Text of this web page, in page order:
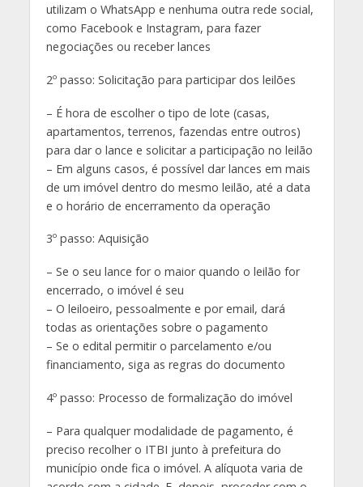
utilizam o WhatsApp e nenhuma outra rede social,
como Facebook e Instagram, para fazer
negociações ou receber lances
2º passo: Solicitação para participar dos leilões
– É hora de escolher o tipo de lote (casas,
apartamentos, terrenos, fazendas entre outros)
para dar o lance e solicitar a participação no leilão
– Em alguns casos, é possível dar lances em mais
de um imóvel dentro do mesmo leilão, até a data
e o horário de encerramento da operação
3º passo: Aquisição
– Se o seu lance for o maior quando o leilão for
encerrado, o imóvel é seu
– O leiloeiro, pessoalmente e por email, dará
todas as orientações sobre o pagamento
– Se o edital permitir o parcelamento e/ou
financiamento, siga as regras do documento
4º passo: Processo de formalização do imóvel
– Para qualquer modalidade de pagamento, é
preciso recolher o ITBI junto à prefeitura do
município onde fica o imóvel. A alíquota varia de